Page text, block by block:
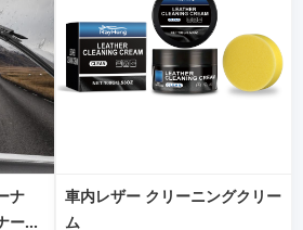
ナ
ーシ
車内レザー クリーニングクリー
ム